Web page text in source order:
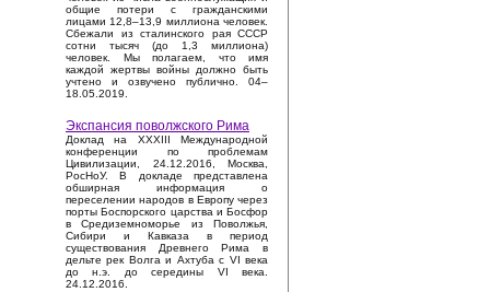
общие потери с гражданскими
лицами 12,8–13,9 миллиона человек.
Сбежали из сталинского рая СССР
сотни тысяч (до 1,3 миллиона)
человек. Мы полагаем, что имя
каждой жертвы войны должно быть
учтено и озвучено публично. 04–
18.05.2019.
Экспансия поволжского Рима
Доклад на XXXIII Международной
конференции по проблемам
Цивилизации, 24.12.2016, Москва,
РосНоУ. В докладе представлена
обширная информация о
переселении народов в Европу через
порты Боспорского царства и Босфор
в Средиземноморье из Поволжья,
Сибири и Кавказа в период
существования Древнего Рима в
дельте рек Волга и Ахтуба с VI века
до н.э. до середины VI века.
24.12.2016.